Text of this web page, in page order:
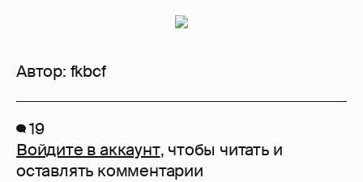
Автор: fkbcf
19
Войдите в аккаунт, чтобы читать и
оставлять комментарии